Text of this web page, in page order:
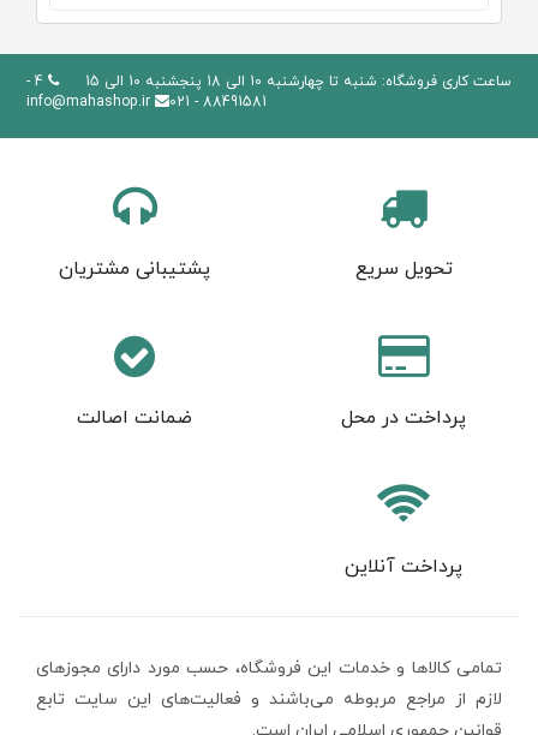
ساعت کاری فروشگاه: شنبه تا چهارشنبه 10 الی 18 پنجشنبه 10 الی 15
4 -
88491581 - 021
info@mahashop.ir
تحویل سریع پشتیبانی مشتریان
پرداخت در محل ضمانت اصالت
پرداخت آنلاین
تمامی كالاها و خدمات اين فروشگاه، حسب مورد دارای مجوزهای
لازم از مراجع مربوطه می‌باشند و فعاليت‌های اين سايت تابع